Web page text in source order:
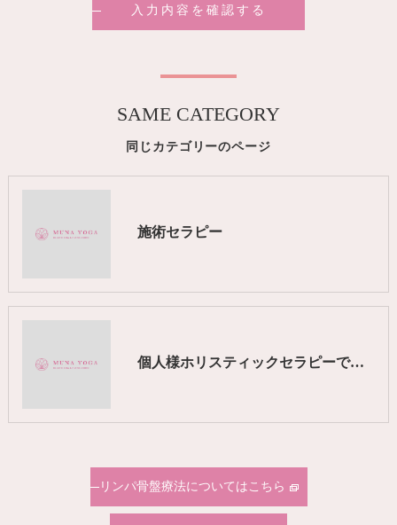
同じカテゴリーのページ
SAME CATEGORY
施術セラピー
個人様ホリスティックセラピーで体質改善
リンパ骨盤療法についてはこちら